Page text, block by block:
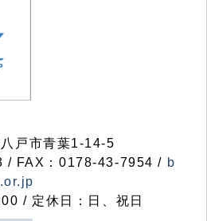
戸市青葉1-14-5
/ FAX：0178-43-7954 / b
/ 定休日：日、祝日